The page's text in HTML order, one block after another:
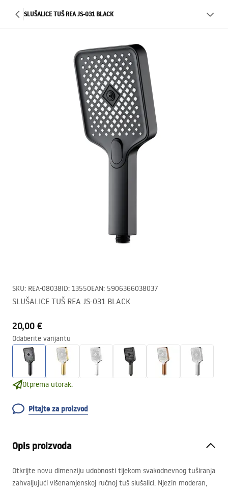
SLUŠALICE TUŠ REA JS-031 BLACK
SKU: REA-08038ID: 13550EAN: 5906366038037
SLUŠALICE TUŠ REA JS-031 BLACK
20,00 €
Odaberite varijantu
Otprema utorak.
Pitajte za proizvod
Opis proizvoda
Otkrijte novu dimenziju udobnosti tijekom svakodnevnog tuširanja
zahvaljujući višenamjenskoj ručnoj tuš slušalici. Njezin moderan,